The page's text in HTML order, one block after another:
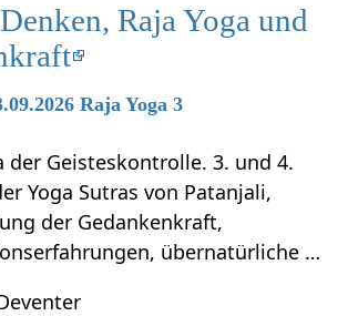
Raja Yoga und
Raja Yoga 3
der Geisteskontrolle. 3. und 4.
Yoga Sutras von Patanjali,
der Gedankenkraft,
übernatürliche …